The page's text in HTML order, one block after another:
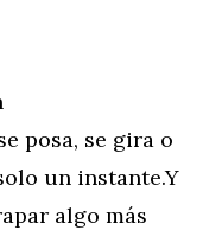
posa, se gira o
un instante.Y
algo más